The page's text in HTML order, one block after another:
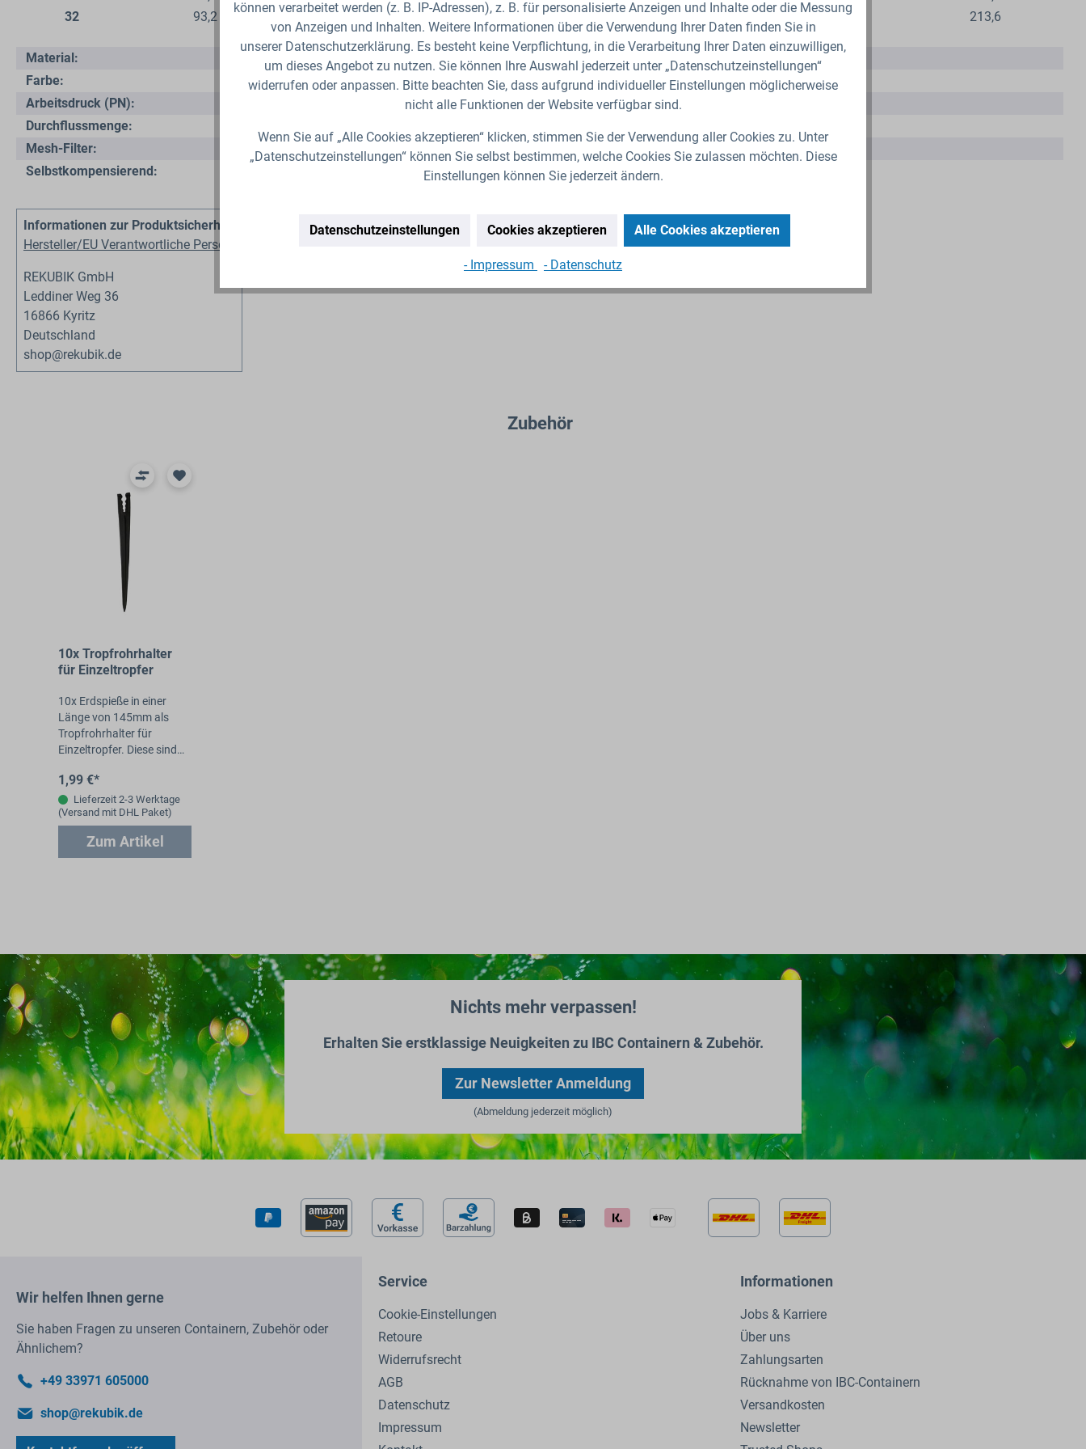
32
93,2 140,8 168,8 188,2 198,4 213,6
Material:
PP (Polypropylen)
Farbe:
Violett
Arbeitsdruck (PN):
max. 1,0 bar bis 3,5 bar
Durchflussmenge:
Mesh-Filter:
150 mesh (100 micron)
Selbstkompensierend:
Nein
Informationen zur Produktsicherheit
Hersteller/EU Verantwortliche Person
REKUBIK GmbH
Leddiner Weg 36
16866 Kyritz
Deutschland
shop@rekubik.de
Zubehör
10x Tropfrohrhalter
für Einzeltropfer
10x Erdspieße in einer
Länge von 145mm als
Tropfrohrhalter für
Einzeltropfer. Diese sind
unseren Sortiment zu
benutzen.
1,99 €*
Lieferzeit 2-3 Werktage
(Versand mit DHL Paket)
Zum Artikel
Nichts mehr verpassen!
Erhalten Sie erstklassige Neuigkeiten zu IBC Containern & Zubehör.
Zur Newsletter Anmeldung
(Abmeldung jederzeit möglich)
Wir helfen Ihnen gerne
Sie haben Fragen zu unseren Containern, Zubehör oder
Ähnlichem?
+49 33971 605000
shop@rekubik.de
Service
Cookie-Einstellungen
Retoure
Widerrufsrecht
AGB
Datenschutz
Impressum
Informationen
Jobs & Karriere
Über uns
Zahlungsarten
Rücknahme von IBC-Containern
Versandkosten
Newsletter
können verarbeitet werden (z. B. IP-Adressen), z. B. für personalisierte Anzeigen und Inhalte oder die Messung
von Anzeigen und Inhalten. Weitere Informationen über die Verwendung Ihrer Daten finden Sie in
unserer Datenschutzerklärung. Es besteht keine Verpflichtung, in die Verarbeitung Ihrer Daten einzuwilligen,
um dieses Angebot zu nutzen. Sie können Ihre Auswahl jederzeit unter „Datenschutzeinstellungen“
widerrufen oder anpassen. Bitte beachten Sie, dass aufgrund individueller Einstellungen möglicherweise
nicht alle Funktionen der Website verfügbar sind.
Wenn Sie auf „Alle Cookies akzeptieren“ klicken, stimmen Sie der Verwendung aller Cookies zu. Unter
„Datenschutzeinstellungen“ können Sie selbst bestimmen, welche Cookies Sie zulassen möchten. Diese
Einstellungen können Sie jederzeit ändern.
Datenschutzeinstellungen Cookies akzeptieren Alle Cookies akzeptieren
- Impressum - Datenschutz